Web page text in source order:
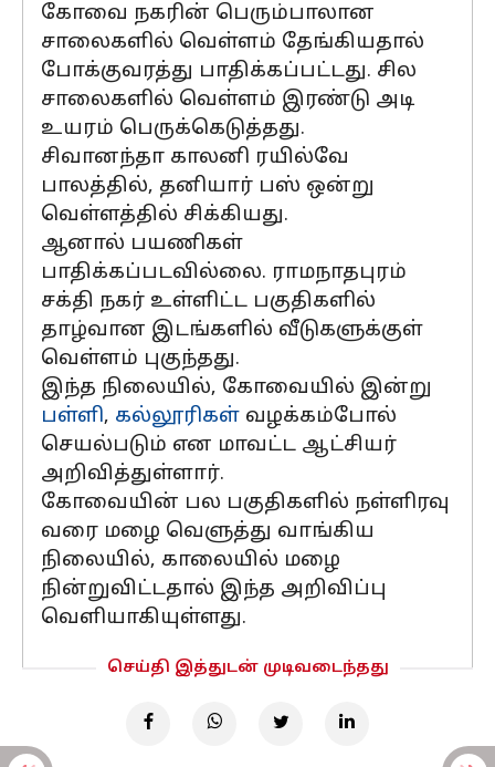
கோவை நகரின் பெரும்பாலான
சாலைகளில் வெள்ளம் தேங்கியதால்
போக்குவரத்து பாதிக்கப்பட்டது. சில
சாலைகளில் வெள்ளம் இரண்டு அடி
உயரம் பெருக்கெடுத்தது.
சிவானந்தா காலனி ரயில்வே
பாலத்தில், தனியார் பஸ் ஒன்று
வெள்ளத்தில் சிக்கியது.
ஆனால் பயணிகள்
பாதிக்கப்படவில்லை. ராமநாதபுரம்
சக்தி நகர் உள்ளிட்ட பகுதிகளில்
தாழ்வான இடங்களில் வீடுகளுக்குள்
வெள்ளம் புகுந்தது.
இந்த நிலையில், கோவையில் இன்று
பள்ளி, கல்லூரிகள் வழக்கம்போல்
செயல்படும் என மாவட்ட ஆட்சியர்
அறிவித்துள்ளார்.
கோவையின் பல பகுதிகளில் நள்ளிரவு
வரை மழை வெளுத்து வாங்கிய
நிலையில், காலையில் மழை
நின்றுவிட்டதால் இந்த அறிவிப்பு
வெளியாகியுள்ளது.
செய்தி இத்துடன் முடிவடைந்தது